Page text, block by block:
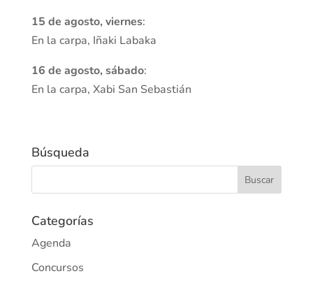
15 de agosto, viernes:
En la carpa, Iñaki Labaka
16 de agosto, sábado:
En la carpa, Xabi San Sebastián
Búsqueda
Categorías
Agenda
Concursos